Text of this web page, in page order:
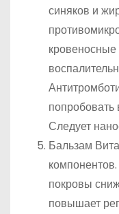
синяков и
попробовать
Следует
Бальзам
покровы
повышает